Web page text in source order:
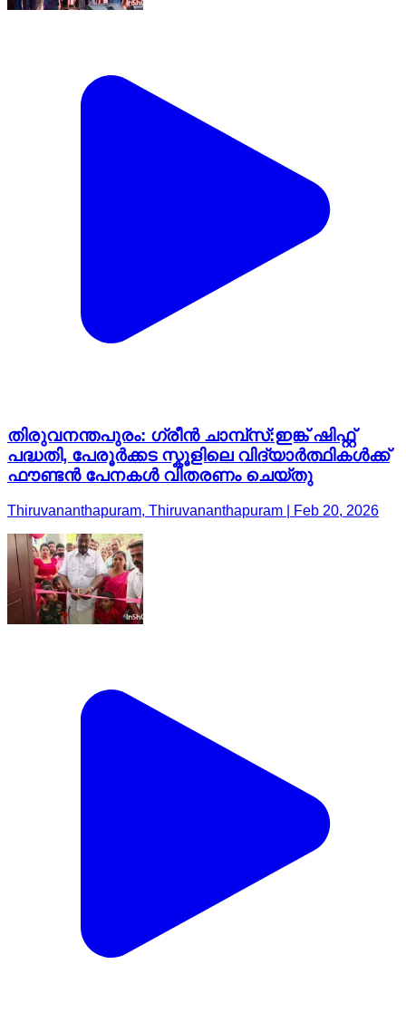
തിരുവനന്തപുരം: ഗ്രീന്‍ ചാമ്പ്സ്:ഇങ്ക് ഷിഫ്റ്റ്
പദ്ധതി, പേരൂർക്കട സ്കൂളിലെ വിദ്യാർത്ഥികൾക്ക്
ഫൗണ്ടന്‍ പേനകൾ വിതരണം ചെയ്തു
Thiruvananthapuram, Thiruvananthapuram | Feb 20, 2026